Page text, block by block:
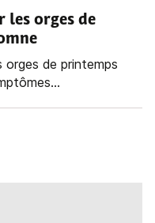
les orges de
orges de printemps